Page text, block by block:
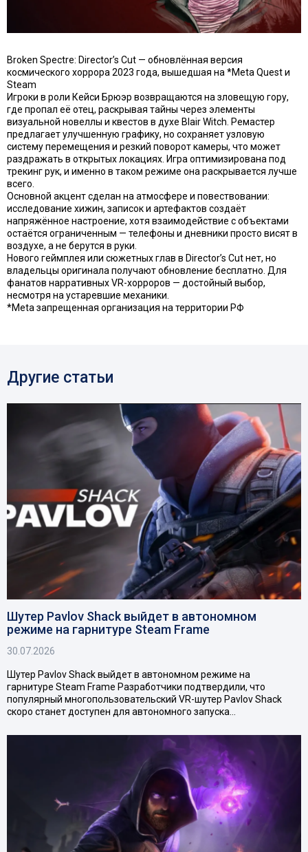
Broken Spectre: Director’s Cut — обновлённая версия
космического хоррора 2023 года, вышедшая на *Meta Quest и
Steam
Игроки в роли Кейси Брюэр возвращаются на зловещую гору,
где пропал её отец, раскрывая тайны через элементы
визуальной новеллы и квестов в духе Blair Witch. Ремастер
предлагает улучшенную графику, но сохраняет узловую
систему перемещения и резкий поворот камеры, что может
раздражать в открытых локациях. Игра оптимизирована под
трекинг рук, и именно в таком режиме она раскрывается лучше
всего.
Основной акцент сделан на атмосфере и повествовании:
исследование хижин, записок и артефактов создаёт
напряжённое настроение, хотя взаимодействие с объектами
остаётся ограниченным — телефоны и дневники просто висят в
воздухе, а не берутся в руки.
Нового геймплея или сюжетных глав в Director’s Cut нет, но
владельцы оригинала получают обновление бесплатно. Для
фанатов нарративных VR-хорроров — достойный выбор,
несмотря на устаревшие механики.
*Meta запрещенная организация на территории РФ
Другие статьи
Шутер Pavlov Shack выйдет в автономном
режиме на гарнитуре Steam Frame
30.07.2026
Шутер Pavlov Shack выйдет в автономном режиме на
гарнитуре Steam Frame Разработчики подтвердили, что
популярный многопользовательский VR-шутер Pavlov Shack
скоро станет доступен для автономного запуска…